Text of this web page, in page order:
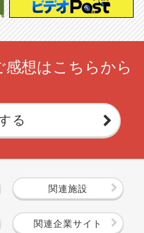
想はこちらから
る
関連施設
関連企業サイト